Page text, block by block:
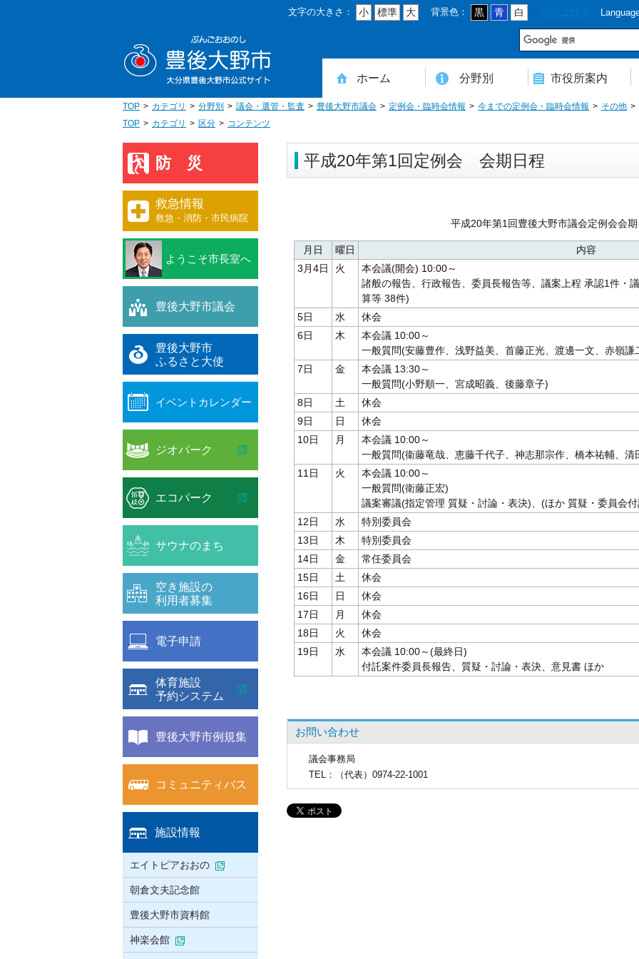
移
文字の大きさ： 小 標準 大 背景色： 黒 青 白
ホーム 分野別
住民登録・戸籍・印鑑・マイナンバー
税・年金・国民健康保険・後期高齢者医療
教育・文化・スポーツ・人権・男女共同参画
健康・医療・介護・福祉・食育
消防・防災・安全・環境・ごみ・住宅・水道
商工・労働・消費者行政
入札・契約・工事・委託
農業・林業・農業委員会事務局
道路・都市計画・地籍・交通
議会・選管・監査
まちづくり・財政・管財・各種計画・人事・各支所・その他
市役所案内
本庁舎案内図
庁舎案内
行政組織
人口・世帯数・高齢者人口
豊後大野市の概要
豊後大野市の歴史
合併経過
市章・市民憲章・市花・市木等
豊後大野市友好交流協定
豊後大野市のすがた
豊後大野市の観光
豊後大野市の各種計画
ようこそ市長室へ
名誉市民
豊後大野市ふるさと大使
TOP カテゴリ 分野別 議会・選管・監査 豊後大野市議会 定例会・臨時会情報 今までの定例会・臨時会情報 その他
TOP
カテゴリ 区分 コンテンツ
平成20年第1回定例会 会期日程
平成20年第1回豊後大野市議会定例会会期
月日 曜日
内容
3月4日
火
本会議(開会) 10:00～
諸般の報告、行政報告、委員長報告等、議案上程 承認1件・
算等 38件)
5日
水
休会
6日
木
本会議 10:00～
一般質問(安藤豊作、浅野益美、首藤正光、渡邊一文、赤嶺謙
7日
金
本会議 13:30～
一般質問(小野順一、宮成昭義、後藤章子)
8日
土
休会
9日
日
休会
10日
月
本会議 10:00～
一般質問(衞藤竜哉、恵藤千代子、神志那宗作、橋本祐輔、清
11日
火
本会議 10:00～
一般質問(衛藤正宏)
議案審議(指定管理 質疑・討論・表決)、(ほか 質疑・委員会付
12日
水
特別委員会
13日
木
特別委員会
14日
金
常任委員会
15日
土
休会
16日
日
休会
17日
月
休会
18日
火
休会
19日
水
本会議 10:00～(最終日)
付託案件委員長報告、質疑・討論・表決、意見書 ほか
お問い合わせ
議会事務局
TEL ：（代表）0974-22-1001
防災
救急情報
救急・消防・市民病院
ようこそ市長室へ
豊後大野市議会
豊後大野市
ふるさと大使
イベントカレンダー
ジオパーク
エコパーク
サウナのまち
空き施設の
利用者募集
電子申請
体育施設
予約システム
豊後大野市例規集
コミュニティバス
施設情報
エイトピアおおの
朝倉文夫記念館
豊後大野市資料館
神楽会館